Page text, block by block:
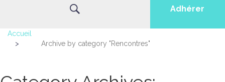
Adhérer
Accueil
>
Archive by category "Rencontres"